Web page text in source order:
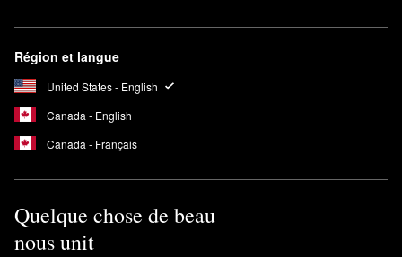
Région et langue
United States - English
Canada - English
Canada - Français
Quelque chose de beau
nous unit